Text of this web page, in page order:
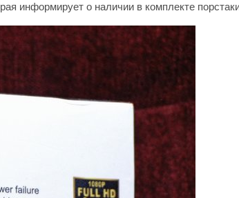
информирует о наличии в комплекте